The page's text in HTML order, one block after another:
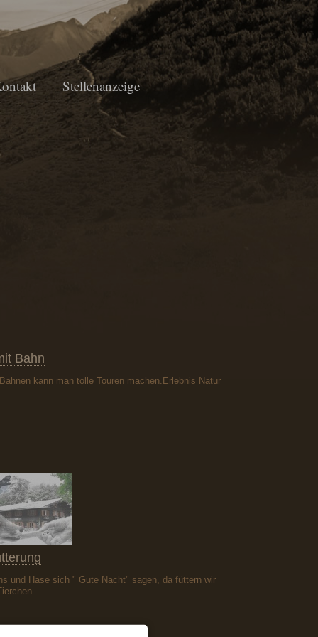
Stellenanzeige
Bahn
kann man tolle Touren machen.Erlebnis Natur
und Hase sich " Gute Nacht" sagen, da füttern wir